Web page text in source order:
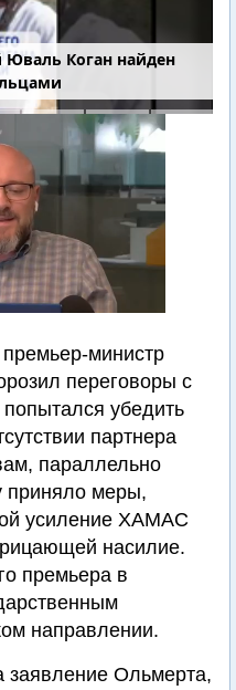
Юваль Коган найден
министр
переговоры с
убедить
партнера
параллельно
приняло меры,
усиление ХАМАС
насилие.
премьера в
направлении.
заявление Ольмерта,